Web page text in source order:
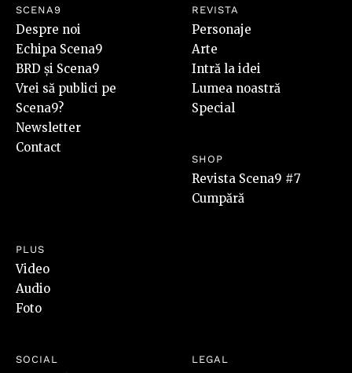
SCENA9
Despre noi
Echipa Scena9
BRD și Scena9
Vrei să publici pe
Scena9?
Newsletter
Contact
REVISTA
Personaje
Arte
Intră la idei
Lumea noastră
Special
SHOP
Revista Scena9 #7
Cumpără
PLUS
Video
Audio
Foto
SOCIAL LEGAL